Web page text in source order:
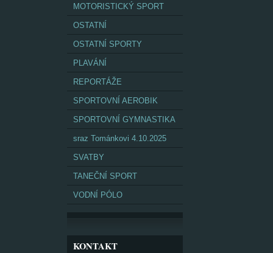
MOTORISTICKÝ SPORT
OSTATNÍ
OSTATNÍ SPORTY
PLAVÁNÍ
REPORTÁŽE
SPORTOVNÍ AEROBIK
SPORTOVNÍ GYMNASTIKA
sraz Tománkovi 4.10.2025
SVATBY
TANEČNÍ SPORT
VODNÍ PÓLO
KONTAKT